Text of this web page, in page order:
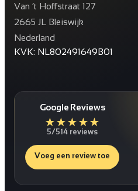
Van ’t Hoffstraat 127
2665 JL Bleiswijk
Nederland
KVK: NL802491649B01
Google Reviews
★ ★ ★ ★ ★
5/514 reviews
Voeg een review toe